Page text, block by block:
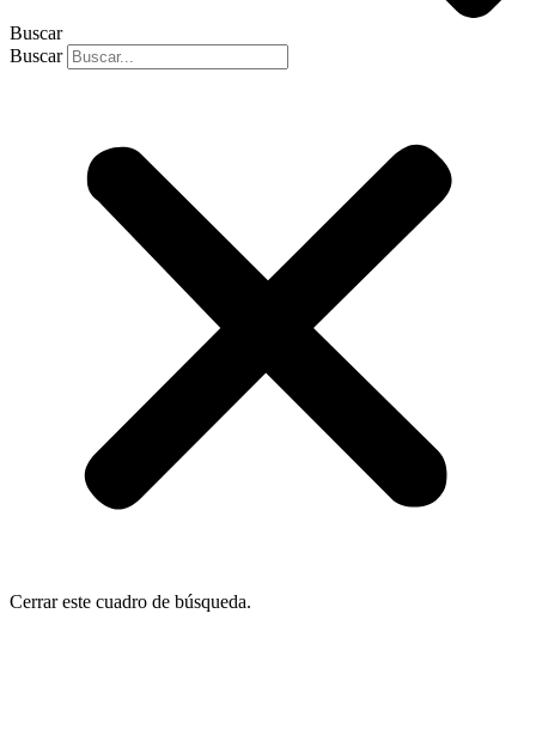
Buscar
Buscar
Cerrar este cuadro de búsqueda.